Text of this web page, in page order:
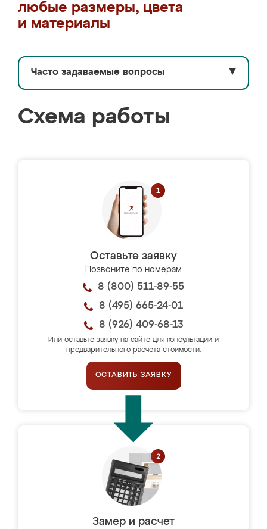
любые размеры, цвета
и материалы
Часто задаваемые вопросы ▼
Схема работы
Оставьте заявку
Позвоните по номерам
8 (800) 511-89-55
8 (495) 665-24-01
8 (926) 409-68-13
Или оставьте заявку на сайте для консультации и
предварительного расчёта стоимости.
ОСТАВИТЬ ЗАЯВКУ
Замер и расчет